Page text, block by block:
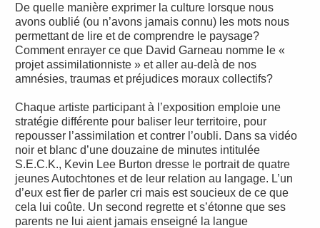
De quelle manière exprimer la culture lorsque nous
avons oublié (ou n’avons jamais connu) les mots nous
permettant de lire et de comprendre le paysage?
Comment enrayer ce que David Garneau nomme le «
projet assimilationniste » et aller au-delà de nos
amnésies, traumas et préjudices moraux collectifs?
Chaque artiste participant à l’exposition emploie une
stratégie différente pour baliser leur territoire, pour
repousser l’assimilation et contrer l’oubli. Dans sa vidéo
noir et blanc d’une douzaine de minutes intitulée
S.E.C.K., Kevin Lee Burton dresse le portrait de quatre
jeunes Autochtones et de leur relation au langage. L’un
d’eux est fier de parler cri mais est soucieux de ce que
cela lui coûte. Un second regrette et s’étonne que ses
parents ne lui aient jamais enseigné la langue